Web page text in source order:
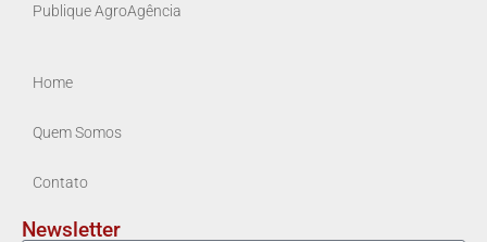
Publique AgroAgência
Home
Quem Somos
Contato
Newsletter